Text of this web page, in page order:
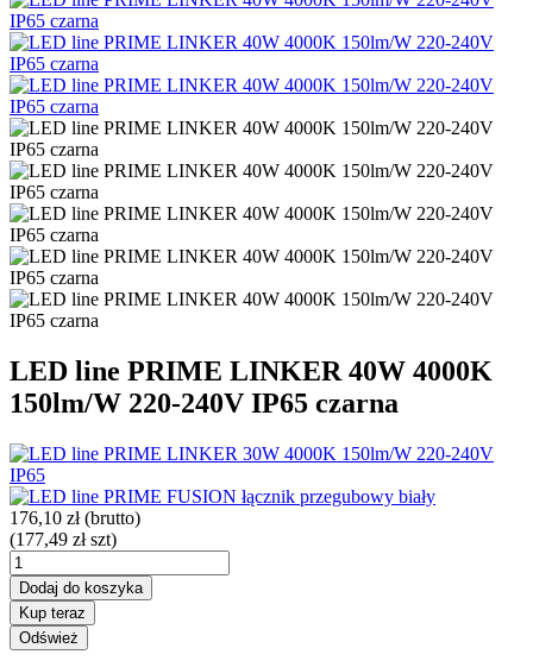
LED line PRIME LINKER 40W 4000K
150lm/W 220-240V IP65 czarna
176,10 zł (brutto)
(177,49 zł szt)
Dodaj do koszyka
Kup teraz